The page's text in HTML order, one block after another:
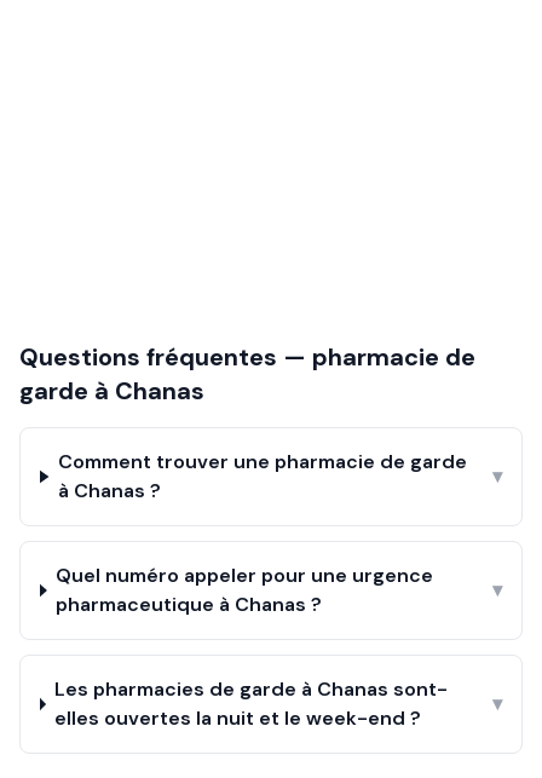
Questions fréquentes — pharmacie de
garde à Chanas
Comment trouver une pharmacie de garde
à Chanas ?
▾
Quel numéro appeler pour une urgence
pharmaceutique à Chanas ?
▾
Les pharmacies de garde à Chanas sont-
elles ouvertes la nuit et le week-end ?
▾